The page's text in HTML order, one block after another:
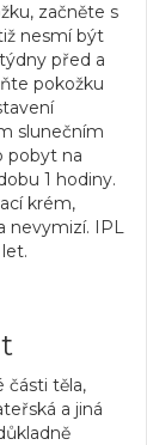
začněte s
nesmí být
před a
pokožku
slunečním
pobyt na
1 hodiny.
krém,
nevymizí. IPL
části těla,
a jiná